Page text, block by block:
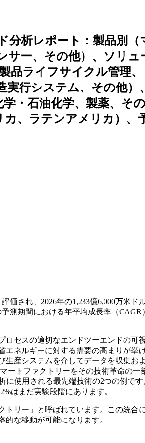
分析レポート：製品別（
サー、その他）、ソリュ
品ライフサイクル管理
実行システム、その他）
・石油化学、製薬、その
、ラテンアメリカ）、
価され、2026年の1,233億6,000万米ド
測期間における年平均成長率（CAGR
ロセスの適切なエンドツーエンドの可
ネルギーに対する需要の高まりが挙げ
生産システムを介してデータを収集お
ートファクトリーをその技術革命の一
使用される最先端技術の2つの例です
はまだ実験段階にあります。
トリー」と呼ばれています。この統合
な移動が可能になります。